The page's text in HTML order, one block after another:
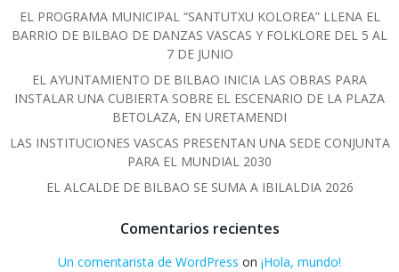
EL PROGRAMA MUNICIPAL “SANTUTXU KOLOREA” LLENA EL
BARRIO DE BILBAO DE DANZAS VASCAS Y FOLKLORE DEL 5 AL
7 DE JUNIO
EL AYUNTAMIENTO DE BILBAO INICIA LAS OBRAS PARA
INSTALAR UNA CUBIERTA SOBRE EL ESCENARIO DE LA PLAZA
BETOLAZA, EN URETAMENDI
LAS INSTITUCIONES VASCAS PRESENTAN UNA SEDE CONJUNTA
PARA EL MUNDIAL 2030
EL ALCALDE DE BILBAO SE SUMA A IBILALDIA 2026
Comentarios recientes
Un comentarista de WordPress on ¡Hola, mundo!